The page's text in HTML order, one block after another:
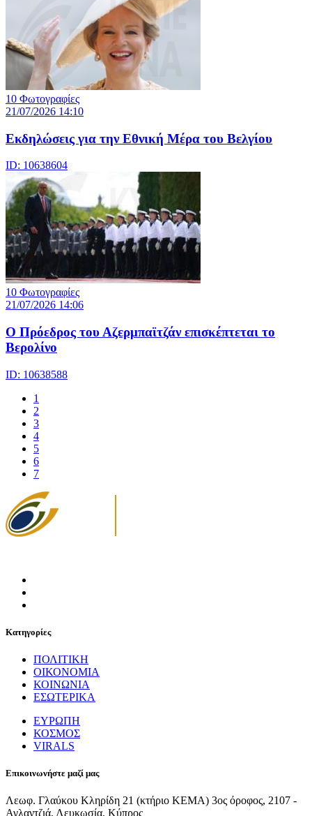
10 Φωτογραφίες
21/07/2026 14:10
Eκδηλώσεις για την Εθνική Μέρα του Βελγίου
ID: 10638604
10 Φωτογραφίες
21/07/2026 14:06
Ο Πρόεδρος του Αζερμπαϊτζάν επισκέπτεται το
Βερολίνο
ID: 10638588
1
2
3
4
5
6
7
Κατηγορίες
ΠΟΛΙΤΙΚΗ
ΟΙΚΟΝΟΜΙΑ
ΚΟΙΝΩΝΙΑ
ΕΣΩΤΕΡΙΚΑ
ΕΥΡΩΠΗ
ΚΟΣΜΟΣ
VIRALS
Επικοινωνήστε μαζί μας
Λεωφ. Γλαύκου Κληρίδη 21 (κτήριο ΚΕΜΑ) 3ος όροφος, 2107 -
Αγλαντζιά, Λευκωσία, Κύπρος